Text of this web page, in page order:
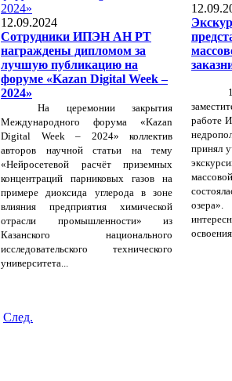
12.09.2024
Сотрудники ИПЭН АН РТ
награждены дипломом за
лучшую публикацию на
форуме «Kazan Digital Week –
2024»
На церемонии закрытия
Международного форума «Kazan
Digital Week – 2024» коллектив
авторов научной статьи на тему
«Нейросетевой расчёт приземных
концентраций парниковых газов на
примере диоксида углерода в зоне
влияния предприятия химической
отрасли промышленности» из
Казанского национального
исследовательского технического
университета...
работе
принял
След.